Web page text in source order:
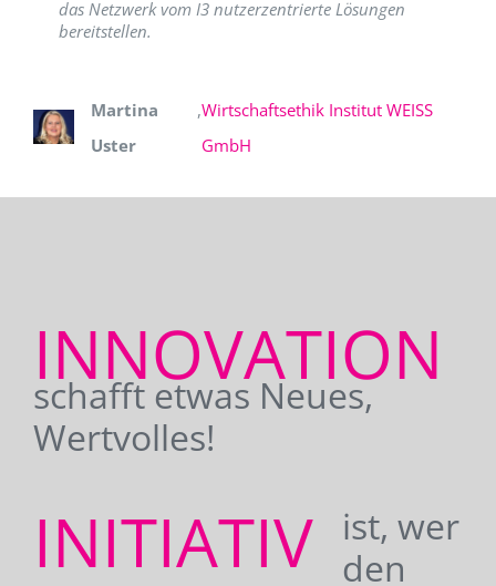
das Netzwerk vom I3 nutzerzentrierte Lösungen
bereitstellen.
Martina
Uster
,Wirtschaftsethik Institut WEISS
GmbH
INNOVATION
schafft etwas Neues,
Wertvolles!
INITIATIV
ist, wer
den